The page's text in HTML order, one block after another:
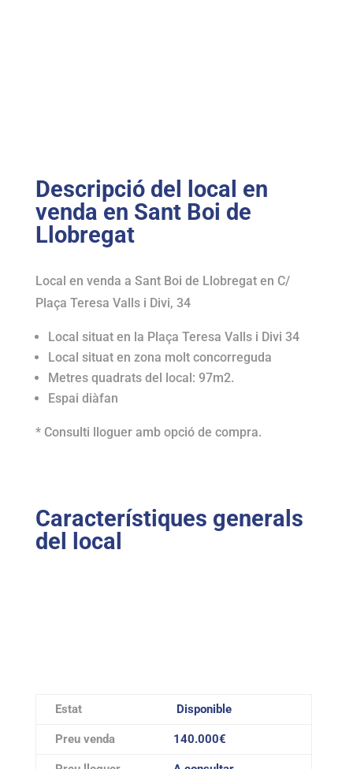
Descripció del local en
venda en Sant Boi de
Llobregat
Local en venda a Sant Boi de Llobregat en C/
Plaça Teresa Valls i Divi, 34
Local situat en la Plaça Teresa Valls i Divi 34
Local situat en zona molt concorreguda
Metres quadrats del local: 97m2.
Espai diàfan
* Consulti lloguer amb opció de compra.
Característiques generals
del local
Estat Disponible
Preu venda 140.000€